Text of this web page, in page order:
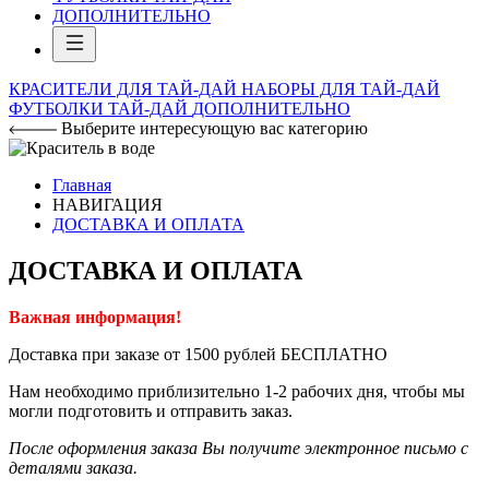
ДОПОЛНИТЕЛЬНО
КРАСИТЕЛИ ДЛЯ ТАЙ-ДАЙ НАБОРЫ ДЛЯ ТАЙ-ДАЙ
ФУТБОЛКИ ТАЙ-ДАЙ ДОПОЛНИТЕЛЬНО
Выберите интересующую вас категорию
Главная
НАВИГАЦИЯ
ДОСТАВКА И ОПЛАТА
ДОСТАВКА И ОПЛАТА
Важная информация!
Доставка при заказе от 1500 рублей БЕСПЛАТНО
Нам необходимо приблизительно 1-2 рабочих дня, чтобы мы
могли подготовить и отправить заказ.
После оформления заказа Вы получите электронное письмо с
деталями заказа.